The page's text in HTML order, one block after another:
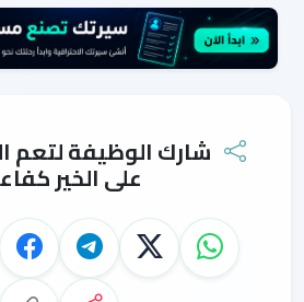
شارك الوظيفة لتعم
على الخير